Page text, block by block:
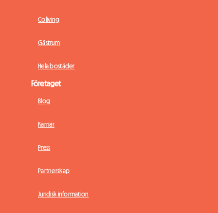
Coliving
Gästrum
Hela bostäder
Företaget
Blog
Karriär
Press
Partnerskap
Juridisk information